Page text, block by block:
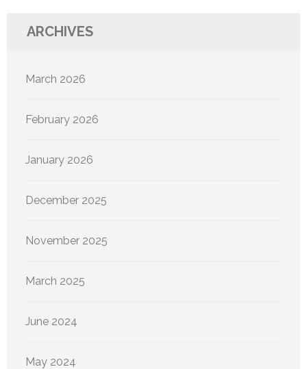
ARCHIVES
March 2026
February 2026
January 2026
December 2025
November 2025
March 2025
June 2024
May 2024